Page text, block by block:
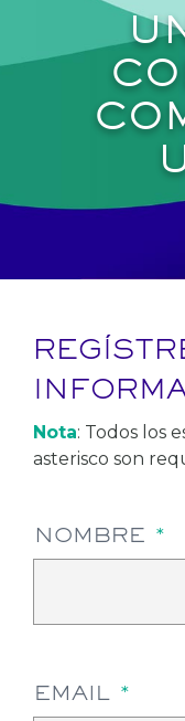
Nota: Todos los
asterisco son
NOMBRE *
EMAIL *